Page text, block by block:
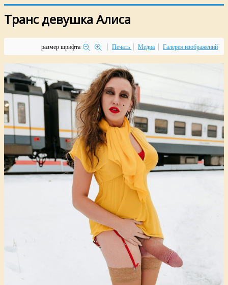
Транс девушка Алиса
размер шрифта Печать Медиа Галерея изображений